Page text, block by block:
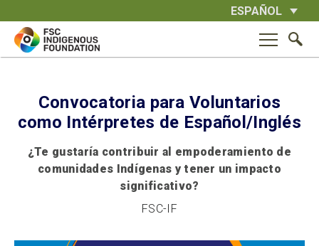
to
content
ESPAÑOL
Convocatoria para Voluntarios
como Intérpretes de Español/Inglés
¿Te gustaría contribuir al empoderamiento de
comunidades Indígenas y tener un impacto
significativo?
FSC-IF